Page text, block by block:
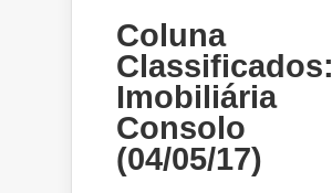
Coluna
Classificados:
Imobiliária
Consolo
(04/05/17)